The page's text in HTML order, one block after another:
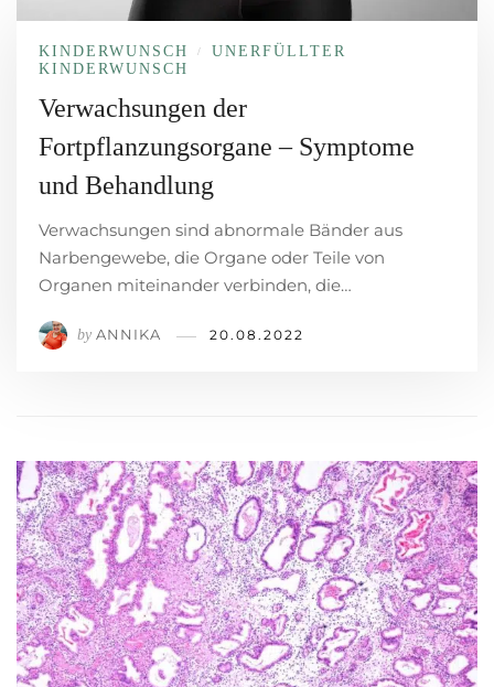
KINDERWUNSCH /
UNERFÜLLTER
KINDERWUNSCH
Verwachsungen der
Fortpflanzungsorgane – Symptome
und Behandlung
Verwachsungen sind abnormale Bänder aus
Narbengewebe, die Organe oder Teile von
Organen miteinander verbinden, die…
by ANNIKA 20.08.2022